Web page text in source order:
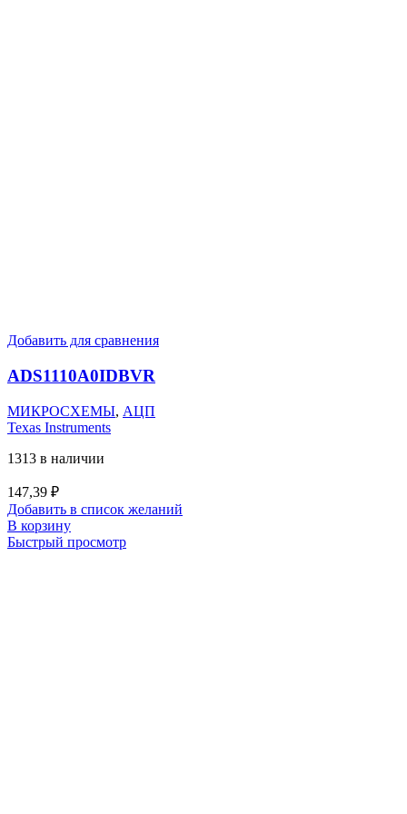
Добавить для сравнения
ADS1110A0IDBVR
МИКРОСХЕМЫ, АЦП
Texas Instruments
1313 в наличии
147,39 ₽
Добавить в список желаний
В корзину
Быстрый просмотр